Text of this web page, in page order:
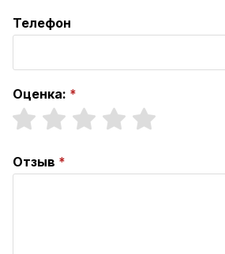
Телефон
Оценка:
Отзыв